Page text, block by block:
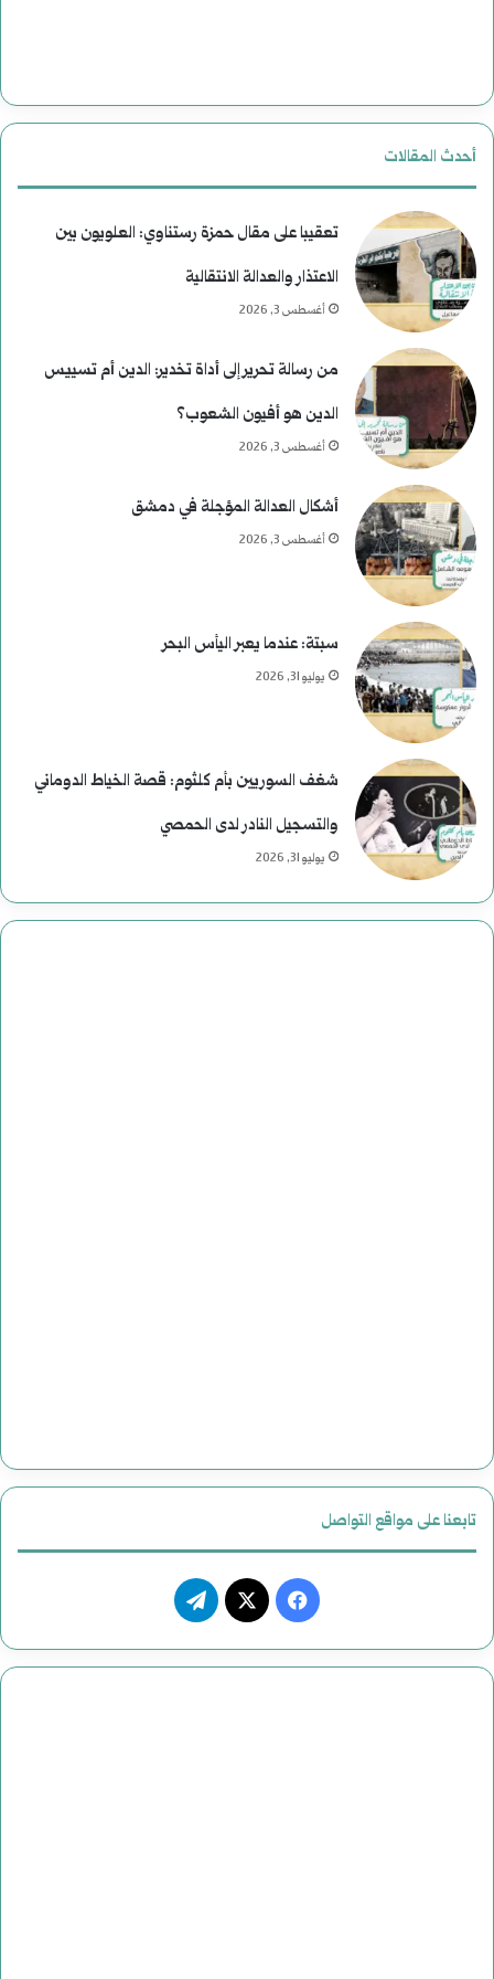
أحدث المقالات
تعقيبا على مقال حمزة رستناوي: العلويون بين
الاعتذار والعدالة الانتقالية
أغسطس 3, 2026
من رسالة تحرير إلى أداة تخدير: الدين أم تسييس
الدين هو أفيون الشعوب؟
أغسطس 3, 2026
أشكال العدالة المؤجلة في دمشق
أغسطس 3, 2026
سبتة: عندما يعبر اليأس البحر
يوليو 31, 2026
شغف السوريين بأم كلثوم: قصة الخياط الدوماني
والتسجيل النادر لدى الحمصي
يوليو 31, 2026
تابعنا على مواقع التواصل
فيسبوك
‫X تيلقرام